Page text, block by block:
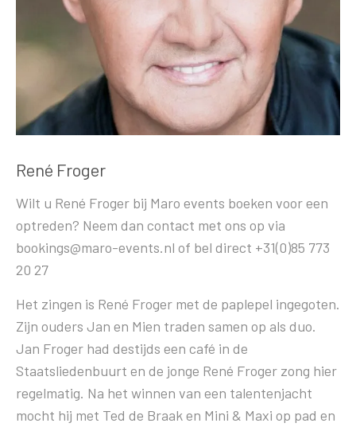
René Froger
Wilt u René Froger bij Maro events boeken voor een
optreden? Neem dan contact met ons op via
bookings@maro-events.nl of bel direct +31(0)85 773
20 27
Het zingen is René Froger met de paplepel ingegoten.
Zijn ouders Jan en Mien traden samen op als duo.
Jan Froger had destijds een café in de
Staatsliedenbuurt en de jonge René Froger zong hier
regelmatig. Na het winnen van een talentenjacht
mocht hij met Ted de Braak en Mini & Maxi op pad en